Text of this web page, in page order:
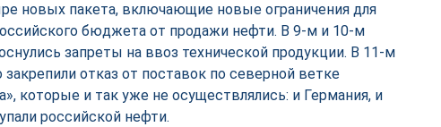
новых пакета, включающие новые ограничения для
бюджета от продажи нефти. В 9-м и 10-м
запреты на ввоз технической продукции. В 11-м
закрепили отказ от поставок по северной ветке
которые и так уже не осуществлялись: и Германия, и
российской нефти.